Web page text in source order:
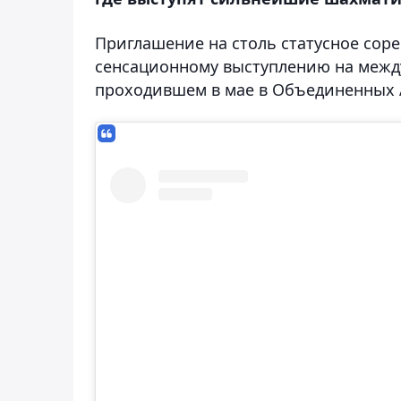
Приглашение на столь статусное
сенсационному выступлению на
проходившем в мае в Объединенных